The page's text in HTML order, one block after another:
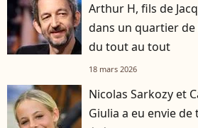
Arthur H, fils de
dans un quartier
du tout au tout
18 mars 2026
Nicolas Sarkozy et
Giulia a eu envie